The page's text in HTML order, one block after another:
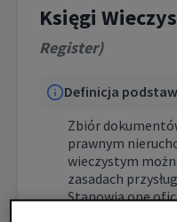
Księgi
Register)
Definicja
Zbiór
prawnym
wieczystym
zasadach
Stanowią one